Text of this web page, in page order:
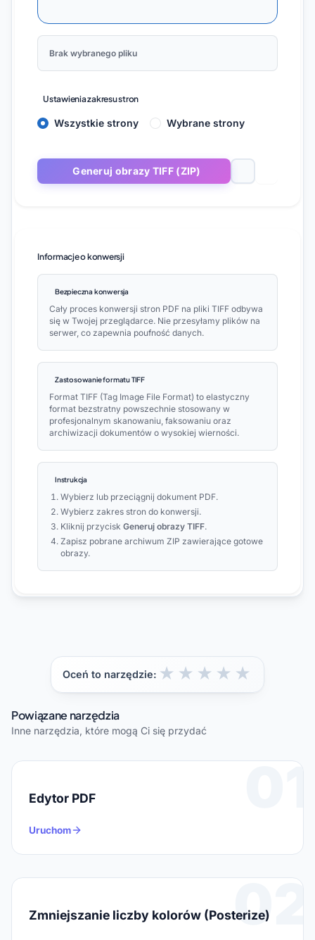
Brak wybranego pliku
Ustawienia zakresu stron
Wszystkie strony Wybrane strony
Generuj obrazy TIFF (ZIP)
Informacje o konwersji
Bezpieczna konwersja
Cały proces konwersji stron PDF na pliki TIFF odbywa
się w Twojej przeglądarce. Nie przesyłamy plików na
serwer, co zapewnia poufność danych.
Zastosowanie formatu TIFF
Format TIFF (Tag Image File Format) to elastyczny
format bezstratny powszechnie stosowany w
profesjonalnym skanowaniu, faksowaniu oraz
archiwizacji dokumentów o wysokiej wierności.
Instrukcja
Wybierz lub przeciągnij dokument PDF.
Wybierz zakres stron do konwersji.
Kliknij przycisk Generuj obrazy TIFF.
Zapisz pobrane archiwum ZIP zawierające gotowe
obrazy.
Oceń to narzędzie: ★
★
★
★
★
Powiązane narzędzia
Inne narzędzia, które mogą Ci się przydać
01
Edytor PDF
Uruchom
02
Zmniejszanie liczby kolorów (Posterize)